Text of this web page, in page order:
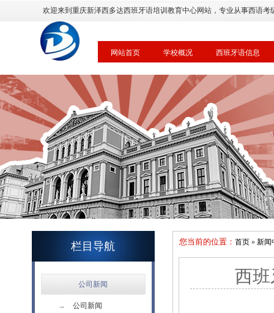
欢迎来到重庆新泽西多达西班牙语培训教育中心网站，专业从事西语考
网站首页 学校概况 西班牙语信息
栏目导航
公司新闻
→
公司新闻
您当前的位置： 首页» 新闻
西